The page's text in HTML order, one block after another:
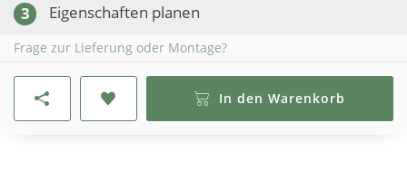
3 Eigenschaften planen
Frage zur Lieferung oder Montage?
In den Warenkorb